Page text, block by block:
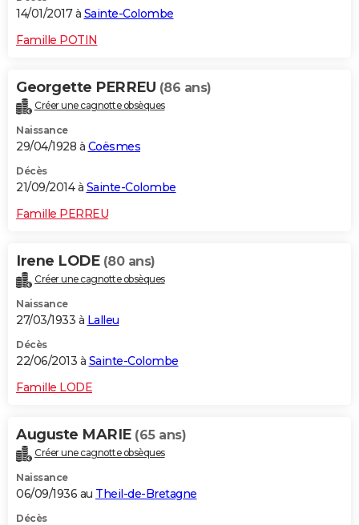
14/01/2017 à Sainte-Colombe
Famille POTIN
Georgette PERREU (86 ans)
Créer une cagnotte obsèques
Naissance
29/04/1928 à Coësmes
Décès
21/09/2014 à Sainte-Colombe
Famille PERREU
Irene LODE (80 ans)
Créer une cagnotte obsèques
Naissance
27/03/1933 à Lalleu
Décès
22/06/2013 à Sainte-Colombe
Famille LODE
Auguste MARIE (65 ans)
Créer une cagnotte obsèques
Naissance
06/09/1936 au Theil-de-Bretagne
Décès